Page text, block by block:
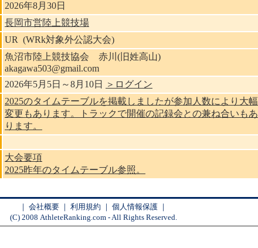
2026年8月30日
長岡市営陸上競技場
UR (WRk対象外公認大会)
魚沼市陸上競技協会 赤川(旧姓高山)
akagawa503@gmail.com
2026年5月5日～8月10日 ＞ログイン
2025のタイムテーブルを掲載しましたが参加人数により大幅
変更もあります。トラックで開催の記録会との兼ね合いもあ
ります。
大会要項
2025昨年のタイムテーブル参照。
｜ 会社概要 ｜ 利用規約 ｜ 個人情報保護 ｜
(C) 2008 AthleteRanking.com - All Rights Reserved.